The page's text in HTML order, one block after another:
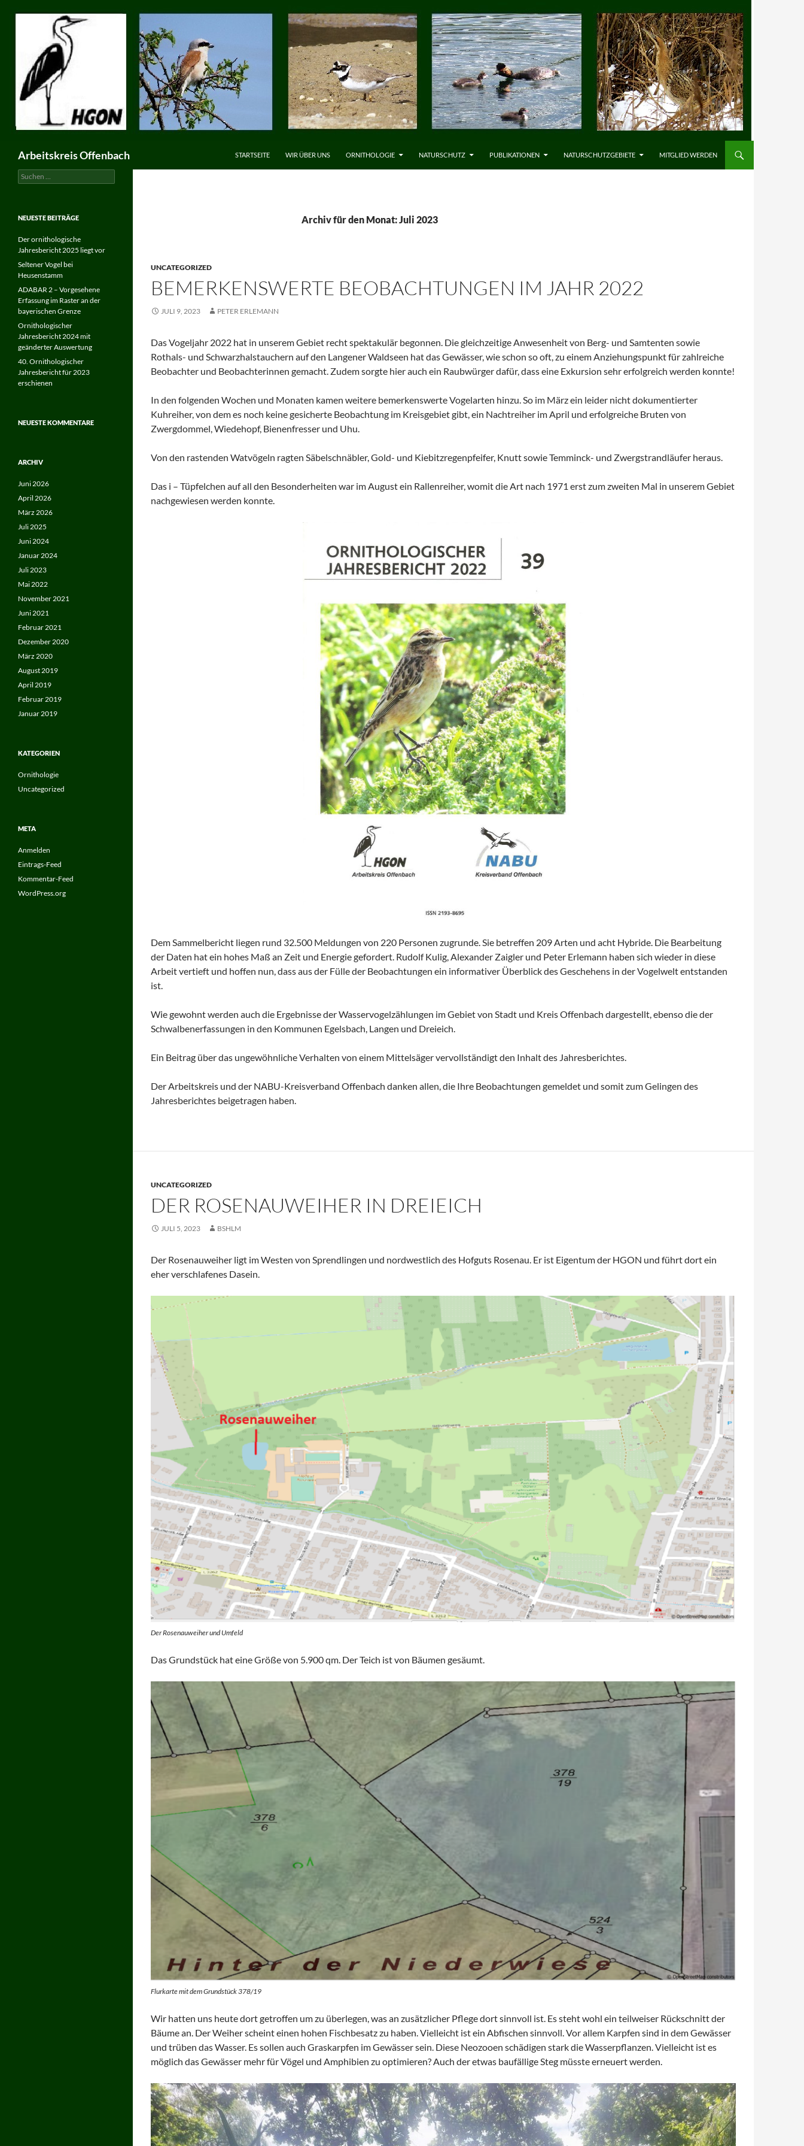
Arbeitskreis Offenbach
STARTSEITE
WIR ÜBER UNS ORNITHOLOGIE NATURSCHUTZ PUBLIKATIONEN NATURSCHUTZGEBIETE MITGLIED WERDEN
Archiv für den Monat: Juli 2023
UNCATEGORIZED
BEMERKENSWERTE BEOBACHTUNGEN IM JAHR 2022
JULI 9, 2023 PETER ERLEMANN
Das Vogeljahr 2022 hat in unserem Gebiet recht spektakulär begonnen. Die gleichzeitige Anwesenheit von Berg- und Samtenten sowie
Rothals- und Schwarzhalstauchern auf den Langener Waldseen hat das Gewässer, wie schon so oft, zu einem Anziehungspunkt für zahlreiche
Beobachter und Beobachterinnen gemacht. Zudem sorgte hier auch ein Raubwürger dafür, dass eine Exkursion sehr erfolgreich werden konnte!
In den folgenden Wochen und Monaten kamen weitere bemerkenswerte Vogelarten hinzu. So im März ein leider nicht dokumentierter
Kuhreiher, von dem es noch keine gesicherte Beobachtung im Kreisgebiet gibt, ein Nachtreiher im April und erfolgreiche Bruten von
Zwergdommel, Wiedehopf, Bienenfresser und Uhu.
Von den rastenden Watvögeln ragten Säbelschnäbler, Gold- und Kiebitzregenpfeifer, Knutt sowie Temminck- und Zwergstrandläufer heraus.
Das i – Tüpfelchen auf all den Besonderheiten war im August ein Rallenreiher, womit die Art nach 1971 erst zum zweiten Mal in unserem Gebiet
nachgewiesen werden konnte.
Dem Sammelbericht liegen rund 32.500 Meldungen von 220 Personen zugrunde. Sie betreffen 209 Arten und acht Hybride. Die Bearbeitung
der Daten hat ein hohes Maß an Zeit und Energie gefordert. Rudolf Kulig, Alexander Zaigler und Peter Erlemann haben sich wieder in diese
Arbeit vertieft und hoffen nun, dass aus der Fülle der Beobachtungen ein informativer Überblick des Geschehens in der Vogelwelt entstanden
ist.
Wie gewohnt werden auch die Ergebnisse der Wasservogelzählungen im Gebiet von Stadt und Kreis Offenbach dargestellt, ebenso die der
Schwalbenerfassungen in den Kommunen Egelsbach, Langen und Dreieich.
Ein Beitrag über das ungewöhnliche Verhalten von einem Mittelsäger vervollständigt den Inhalt des Jahresberichtes.
Der Arbeitskreis und der NABU-Kreisverband Offenbach danken allen, die Ihre Beobachtungen gemeldet und somit zum Gelingen des
Jahresberichtes beigetragen haben.
UNCATEGORIZED
DER ROSENAUWEIHER IN DREIEICH
JULI 5, 2023 BSHLM
Der Rosenauweiher ligt im Westen von Sprendlingen und nordwestlich des Hofguts Rosenau. Er ist Eigentum der HGON und führt dort ein
eher verschlafenes Dasein.
Der Rosenauweiher und Umfeld
Das Grundstück hat eine Größe von 5.900 qm. Der Teich ist von Bäumen gesäumt.
Flurkarte mit dem Grundstück 378/19
Wir hatten uns heute dort getroffen um zu überlegen, was an zusätzlicher Pflege dort sinnvoll ist. Es steht wohl ein teilweiser Rückschnitt der
Bäume an. Der Weiher scheint einen hohen Fischbesatz zu haben. Vielleicht ist ein Abfischen sinnvoll. Vor allem Karpfen sind in dem Gewässer
und trüben das Wasser. Es sollen auch Graskarpfen im Gewässer sein. Diese Neozooen schädigen stark die Wasserpflanzen. Vielleicht ist es
möglich das Gewässer mehr für Vögel und Amphibien zu optimieren? Auch der etwas baufällige Steg müsste erneuert werden.
Suchen
nach:
NEUESTE BEITRÄGE
Der ornithologische
Jahresbericht 2025 liegt vor
Seltener Vogel bei
Heusenstamm
ADABAR 2 – Vorgesehene
Erfassung im Raster an der
bayerischen Grenze
Ornithologischer
Jahresbericht 2024 mit
geänderter Auswertung
40. Ornithologischer
Jahresbericht für 2023
erschienen
NEUESTE KOMMENTARE
ARCHIV
Juni 2026
April 2026
März 2026
Juli 2025
Juni 2024
Januar 2024
Juli 2023
Mai 2022
November 2021
Juni 2021
Februar 2021
Dezember 2020
März 2020
August 2019
April 2019
Februar 2019
Januar 2019
KATEGORIEN
Ornithologie
Uncategorized
META
Anmelden
Eintrags-Feed
Kommentar-Feed
WordPress.org